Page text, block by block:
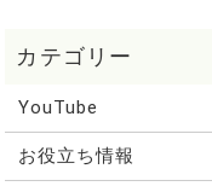
YouTube
お役立ち情報